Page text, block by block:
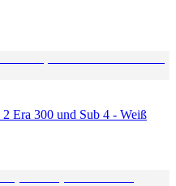
Era 300 und Sub 4 - Weiß